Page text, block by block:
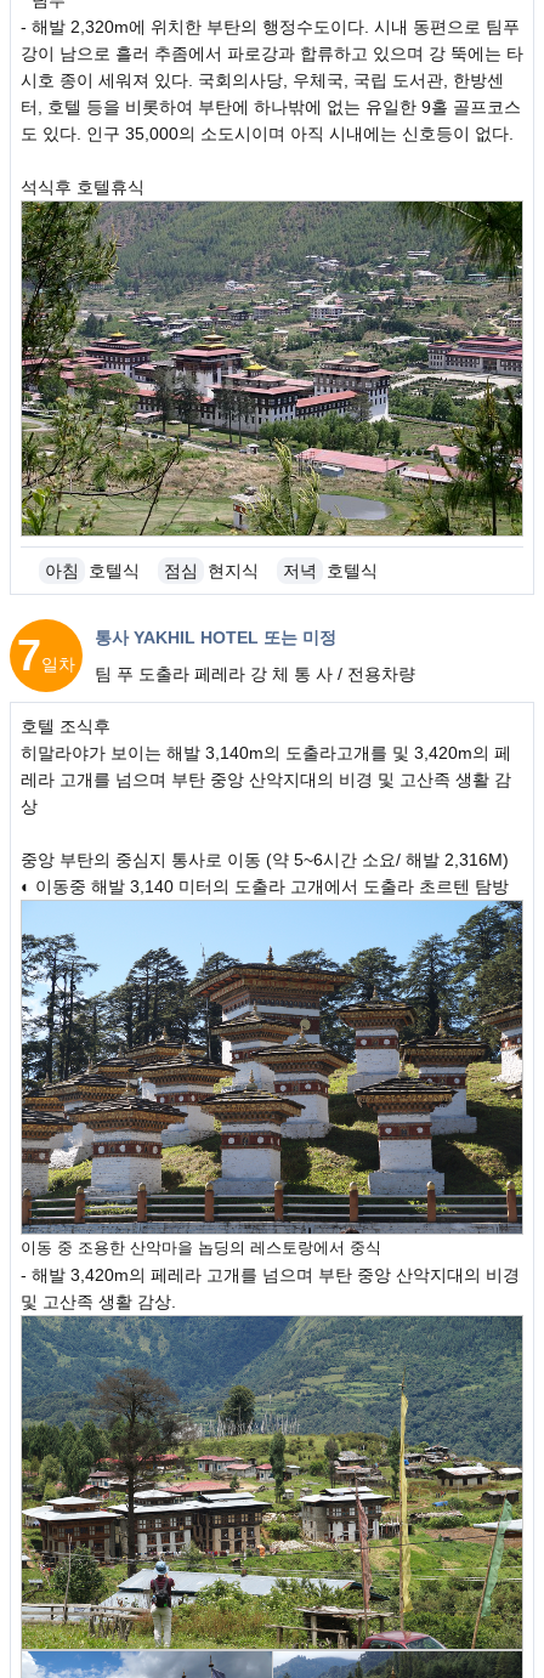
- 해발 2,320m에 위치한 부탄의 행정수도이다. 시내 동편으로 팀푸
강이 남으로 흘러 추좀에서 파로강과 합류하고 있으며 강 뚝에는 타
시호 종이 세워져 있다. 국회의사당, 우체국, 국립 도서관, 한방센
터, 호텔 등을 비롯하여 부탄에 하나밖에 없는 유일한 9홀 골프코스
도 있다. 인구 35,000의 소도시이며 아직 시내에는 신호등이 없다.
석식후 호텔휴식
아침 호텔식 점심 현지식 저녁 호텔식
7일차
통사 YAKHIL HOTEL 또는 미정
팀 푸 도출라 페레라 강 체 통 사 / 전용차량
호텔 조식후
히말라야가 보이는 해발 3,140m의 도출라고개를 및 3,420m의 페
레라 고개를 넘으며 부탄 중앙 산악지대의 비경 및 고산족 생활 감
상
중앙 부탄의 중심지 통사로 이동 (약 5~6시간 소요/ 해발 2,316M)
◐ 이동중 해발 3,140 미터의 도출라 고개에서 도출라 초르텐 탐방
이동 중 조용한 산악마을 놉딩의 레스토랑에서 중식
- 해발 3,420m의 페레라 고개를 넘으며 부탄 중앙 산악지대의 비경
및 고산족 생활 감상.